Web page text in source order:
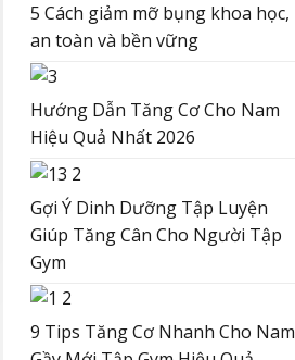
5 Cách giảm mỡ bụng khoa học,
an toàn và bền vững
Hướng Dẫn Tăng Cơ Cho Nam
Hiệu Quả Nhất 2026
Gợi Ý Dinh Dưỡng Tập Luyện
Giúp Tăng Cân Cho Người Tập
Gym
9 Tips Tăng Cơ Nhanh Cho Nam